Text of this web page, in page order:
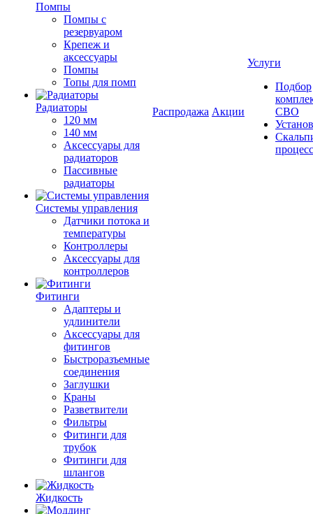
Помпы
Помпы с
резервуаром
Крепеж и
аксессуары
Помпы
Топы для помп
Радиаторы
120 мм
140 мм
Аксессуары для
радиаторов
Пассивные
радиаторы
Системы управления
Датчики потока и
температуры
Контроллеры
Аксессуары для
контроллеров
Фитинги
Адаптеры и
удлинители
Аксессуары для
фитингов
Быстроразъемные
соединения
Заглушки
Краны
Разветвители
Фильтры
Фитинги для
трубок
Фитинги для
шлангов
Жидкость
Распродажа Акции
Услуги
Подбор
СВО